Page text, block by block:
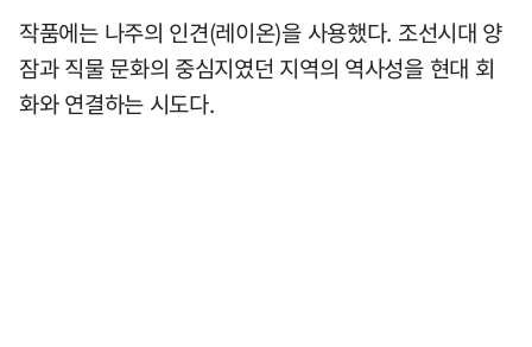
작품에는 나주의 인견(레이온)을 사용했다. 조선시대 양
잠과 직물 문화의 중심지였던 지역의 역사성을 현대 회
화와 연결하는 시도다.